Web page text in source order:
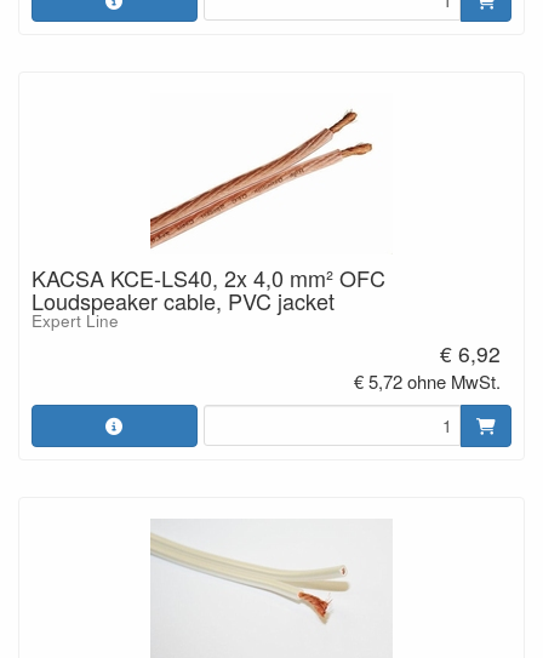
KACSA KCE-LS40, 2x 4,0 mm² OFC
Loudspeaker cable, PVC jacket
Expert Line
€ 6,92
€ 5,72 ohne MwSt.